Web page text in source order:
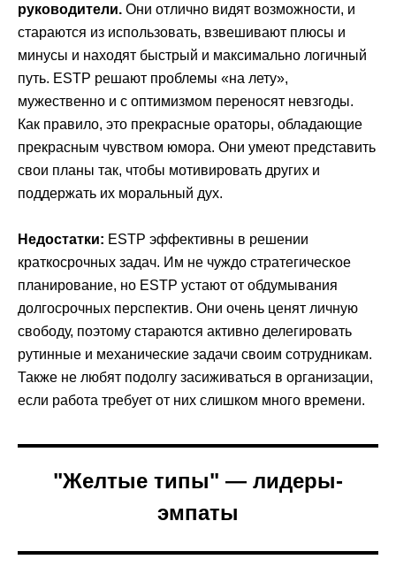
руководители. Они отлично видят возможности, и
стараются из использовать, взвешивают плюсы и
минусы и находят быстрый и максимально логичный
путь. ESTP решают проблемы «на лету»,
мужественно и с оптимизмом переносят невзгоды.
Как правило, это прекрасные ораторы, обладающие
прекрасным чувством юмора. Они умеют представить
свои планы так, чтобы мотивировать других и
поддержать их моральный дух.
Недостатки: ESTP эффективны в решении
краткосрочных задач. Им не чуждо стратегическое
планирование, но ESTP устают от обдумывания
долгосрочных перспектив. Они очень ценят личную
свободу, поэтому стараются активно делегировать
рутинные и механические задачи своим сотрудникам.
Также не любят подолгу засиживаться в организации,
если работа требует от них слишком много времени.
"Желтые типы" — лидеры-
эмпаты